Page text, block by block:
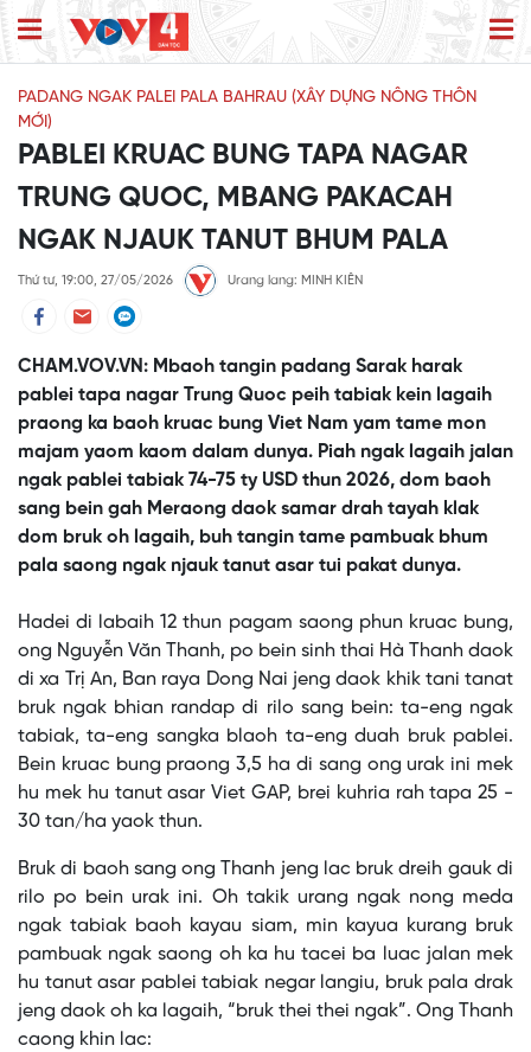
PADANG NGAK PALEI PALA BAHRAU (XÂY DỰNG NÔNG THÔN
MỚI)
PABLEI KRUAC BUNG TAPA NAGAR
TRUNG QUOC, MBANG PAKACAH
NGAK NJAUK TANUT BHUM PALA
Thứ tư, 19:00, 27/05/2026 Urang lang: MINH KIÊN
CHAM.VOV.VN: Mbaoh tangin padang Sarak harak
pablei tapa nagar Trung Quoc peih tabiak kein lagaih
praong ka baoh kruac bung Viet Nam yam tame mon
majam yaom kaom dalam dunya. Piah ngak lagaih jalan
ngak pablei tabiak 74-75 ty USD thun 2026, dom baoh
sang bein gah Meraong daok samar drah tayah klak
dom bruk oh lagaih, buh tangin tame pambuak bhum
pala saong ngak njauk tanut asar tui pakat dunya.
a
modal
window.
No compatible source was found for this media.
Hadei di labaih 12 thun pagam saong phun kruac bung,
ong Nguyễn Văn Thanh, po bein sinh thai Hà Thanh daok
di xa Trị An, Ban raya Dong Nai jeng daok khik tani tanat
bruk ngak bhian randap di rilo sang bein: ta-eng ngak
tabiak, ta-eng sangka blaoh ta-eng duah bruk pablei.
Bein kruac bung praong 3,5 ha di sang ong urak ini mek
hu mek hu tanut asar Viet GAP, brei kuhria rah tapa 25 -
30 tan/ha yaok thun.
Bruk di baoh sang ong Thanh jeng lac bruk dreih gauk di
rilo po bein urak ini. Oh takik urang ngak nong meda
ngak tabiak baoh kayau siam, min kayua kurang bruk
pambuak ngak saong oh ka hu tacei ba luac jalan mek
hu tanut asar pablei tabiak negar langiu, bruk pala drak
jeng daok oh ka lagaih, “bruk thei thei ngak”. Ong Thanh
caong khin lac: